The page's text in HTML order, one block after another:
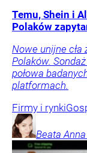
Temu, Shein i
Polaków
Nowe unijne cła
Polaków.
połowa
platformach.
Firmy i rynki
Beata Anna